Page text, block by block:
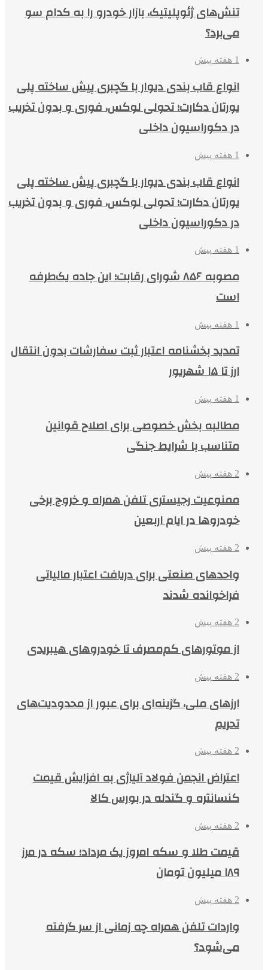
تنش‌های ژئوپلیتیک، بازار خودرو را به کدام سو
می‌برد؟
1 هفته پیش
انواع قاب بندی دیوار با گچبری پیش ساخته پلی
یورتان دکارت؛ تحولی لوکس، فوری و بدون تخریب
در دکوراسیون داخلی
1 هفته پیش
انواع قاب بندی دیوار با گچبری پیش ساخته پلی
یورتان دکارت؛ تحولی لوکس، فوری و بدون تخریب
در دکوراسیون داخلی
1 هفته پیش
مصوبه ۸۵۶ شورای رقابت؛ این جاده یک‌طرفه
است
1 هفته پیش
تمدید بخشنامه اعتبار ثبت سفارشات بدون انتقال
ارز تا ۱۵ شهریور
1 هفته پیش
مطالبه بخش خصوصی برای اصلاح قوانین
متناسب با شرایط جنگی
2 هفته پیش
ممنوعیت رجیستری تلفن همراه و خروج برخی
خودروها در ایام اربعین
2 هفته پیش
واحدهای صنعتی برای دریافت اعتبار مالیاتی
فراخوانده شدند
2 هفته پیش
از موتورهای کم‌مصرف تا خودروهای هیبریدی
2 هفته پیش
ارزهای ملی، گزینه‌ای برای عبور از محدودیت‌های
تحریم
2 هفته پیش
اعتراض انجمن فولاد آلیاژی به افزایش قیمت
کنسانتره و گندله در بورس کالا
2 هفته پیش
قیمت طلا و سکه امروز یک مرداد؛ سکه در مرز
۱۸۹ میلیون تومان
2 هفته پیش
واردات تلفن همراه چه زمانی از سر گرفته
می‌شود؟